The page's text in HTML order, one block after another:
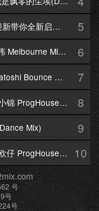
廉江Dj锋少-国粤语FunkyHouse音乐辞旧迎新带你全新启航跨年专辑172Mix串烧 5
【172Mix独家】古惑仔 - 兴波作浪(MR.朝伟 Melbourne Mix粤语男) 6
【Dj夜猫提供】Lisa - Lalisa(Inquisitive&Satoshi Bounce Mix) 7
【172Mix独家】落日微醺 - 街角的晚风(Dj小锦 ProgHouse Mix粤语女) 8
Mix) 9
【172Mix独家】林怡冰 - 原谅错爱的心(Dj欧仔 ProgHouse Mix粤语女) 10
号
号
号